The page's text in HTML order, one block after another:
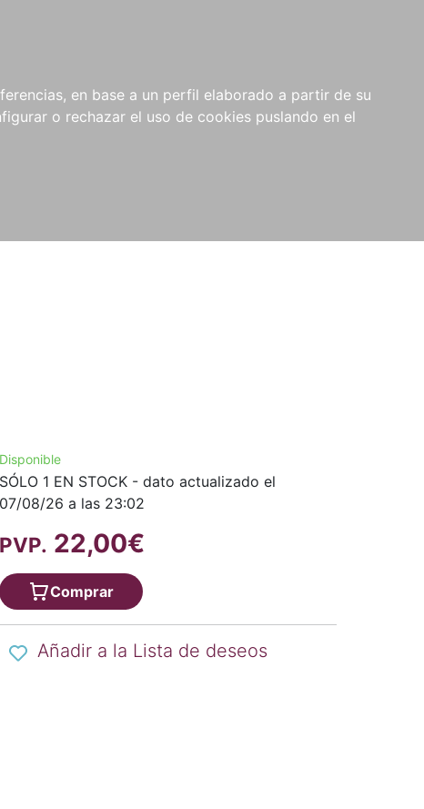
en base a un perfil elaborado a partir de su
o rechazar el uso de cookies puslando en el
NOVEDADES NOTICIAS
COMPRAS
INSTITUCIONALES
Disponible
SÓLO 1 EN STOCK - dato actualizado el
07/08/26 a las 23:02
PVP. 22,00€
Comprar
Añadir a la Lista de deseos